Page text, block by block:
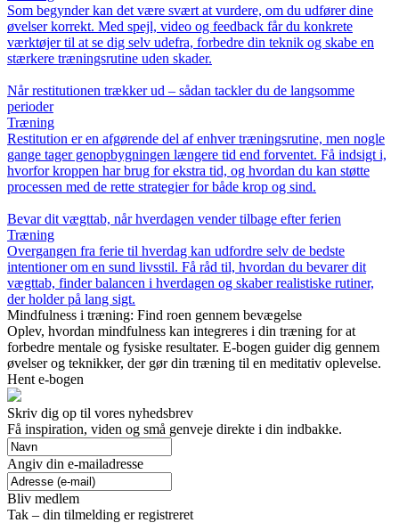
Som begynder kan det være svært at vurdere, om du udfører dine
øvelser korrekt. Med spejl, video og feedback får du konkrete
værktøjer til at se dig selv udefra, forbedre din teknik og skabe en
stærkere træningsrutine uden skader.
Når restitutionen trækker ud – sådan tackler du de langsomme
perioder
Træning
Restitution er en afgørende del af enhver træningsrutine, men nogle
gange tager genopbygningen længere tid end forventet. Få indsigt i,
hvorfor kroppen har brug for ekstra tid, og hvordan du kan støtte
processen med de rette strategier for både krop og sind.
Bevar dit vægttab, når hverdagen vender tilbage efter ferien
Træning
Overgangen fra ferie til hverdag kan udfordre selv de bedste
intentioner om en sund livsstil. Få råd til, hvordan du bevarer dit
vægttab, finder balancen i hverdagen og skaber realistiske rutiner,
der holder på lang sigt.
Mindfulness i træning: Find roen gennem bevægelse
Oplev, hvordan mindfulness kan integreres i din træning for at
forbedre mentale og fysiske resultater. E-bogen guider dig gennem
øvelser og teknikker, der gør din træning til en meditativ oplevelse.
Hent e-bogen
Skriv dig op til vores nyhedsbrev
Få inspiration, viden og små genveje direkte i din indbakke.
Angiv din e-mailadresse
Bliv medlem
Tak – din tilmelding er registreret